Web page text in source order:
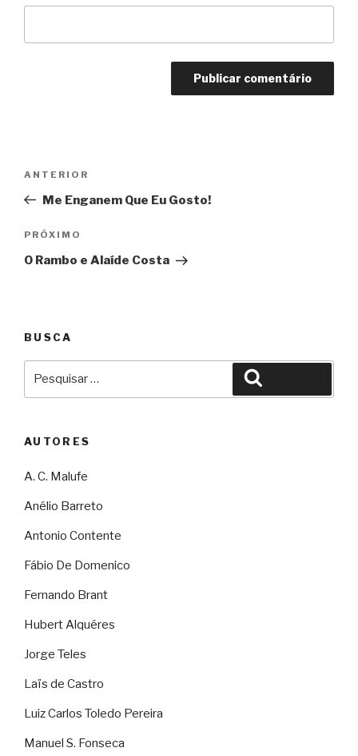
Post
Anterior
ANTERIOR
Me Enganem Que Eu Gosto!
Próximo
PRÓXIMO
O Rambo e Alaíde Costa
BUSCA
AUTORES
A. C. Malufe
Anélio Barreto
Antonio Contente
Fábio De Domenico
Fernando Brant
Hubert Alquéres
Jorge Teles
Laïs de Castro
Luiz Carlos Toledo Pereira
Manuel S. Fonseca